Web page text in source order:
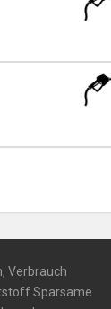
Verbrauch
Sparsame